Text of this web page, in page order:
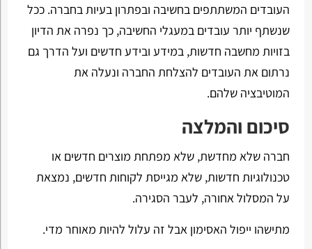
העובדים המשתתפים בחשיבה ובפתרון בעיות בחברה. ככל
שנשתף יותר עובדים במעגלי החשיבה, כך נפרה את הדיון
בזויות מחשבה חדשות, במידע ובידע חדשים ועל הדרך גם
נרתום את העובדים להצלחת החברה ונעלה את
המוטיבציה שלהם.
סיכום והמלצה
חברה שלא מחדשת, שלא מפתחת מוצרים חדשים או
טכנולוגיות חדשות, שלא מגייסת לקוחות חדשים, נמצאת
על המסלול אחורה, לעבר הסגירה.
מתישהו ייפול האסימון אבל זה עלול להיות מאוחר מדי.